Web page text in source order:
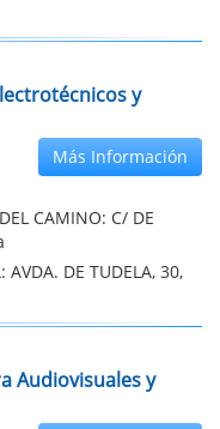
y
Más Información
CAMINO: C/ DE
DE TUDELA, 30,
Audiovisuales y